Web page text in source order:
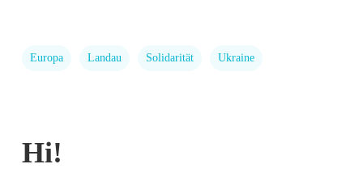
Europa Landau Solidarität Ukraine
Hi!